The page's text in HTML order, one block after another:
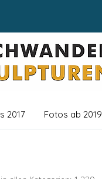
2017 Fotos ab 2019